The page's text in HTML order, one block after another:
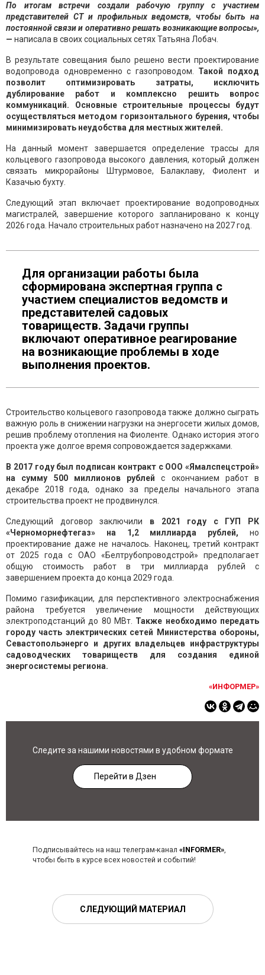
По итогам встречи создали рабочую группу с участием
представителей СТ и профильных ведомств, чтобы быть на
постоянной связи и оперативно решать возникающие вопросы»,
— написала в своих социальных сетях Татьяна Лобач.
В результате совещания было решено вести проектирование
водопровода одновременно с газопроводом. Такой подход
позволит оптимизировать затраты, исключить
дублирование работ и комплексно решить вопрос
коммуникаций. Основные строительные процессы будут
осуществляться методом горизонтального бурения, чтобы
минимизировать неудобства для местных жителей.
На данный момент завершается определение трассы для
кольцевого газопровода высокого давления, который должен
связать микрорайоны Штурмовое, Балаклаву, Фиолент и
Казачью бухту.
Следующий этап включает проектирование водопроводных
магистралей, завершение которого запланировано к концу
2026 года. Начало строительных работ назначено на 2027 год.
Для организации работы была
сформирована экспертная группа с
участием специалистов ведомств и
представителей садовых
товариществ. Задачи группы
включают оперативное реагирование
на возникающие проблемы в ходе
выполнения проектов.
Строительство кольцевого газопровода также должно сыграть
важную роль в снижении нагрузки на энергосети жилых домов,
решив проблему отопления на Фиоленте. Однако история этого
проекта уже долгое время сопровождается задержками.
В 2017 году был подписан контракт с ООО «Ямалспецстрой»
на сумму 500 миллионов рублейс окончанием работ в
декабре 2018 года, однако за пределы начального этапа
строительства проект не продвинулся.
Следующий договор заключили в 2021 году с ГУП РК
«Черноморнефтегаз» на 1,2 миллиарда рублей, но
проектирование даже не началось. Наконец, третий контракт
от 2025 года с ОАО «Белтрубопроводстрой» предполагает
общую стоимость работ в три миллиарда рублей с
завершением проекта до конца 2029 года.
Помимо газификации, для перспективного электроснабжения
района требуется увеличение мощности действующих
электроподстанций до 80 МВт. Также необходимо передать
городу часть электрических сетей Министерства обороны,
Севастопольэнерго и других владельцев инфраструктуры
садоводческих товариществ для создания единой
энергосистемы региона.
«ИНФОРМЕР»
Следите за нашими новостями в удобном формате
Перейти в Дзен
Подписывайтесь на наш телеграм-канал «INFORMER»,
чтобы быть в курсе всех новостей и событий!
СЛЕДУЮЩИЙ МАТЕРИАЛ